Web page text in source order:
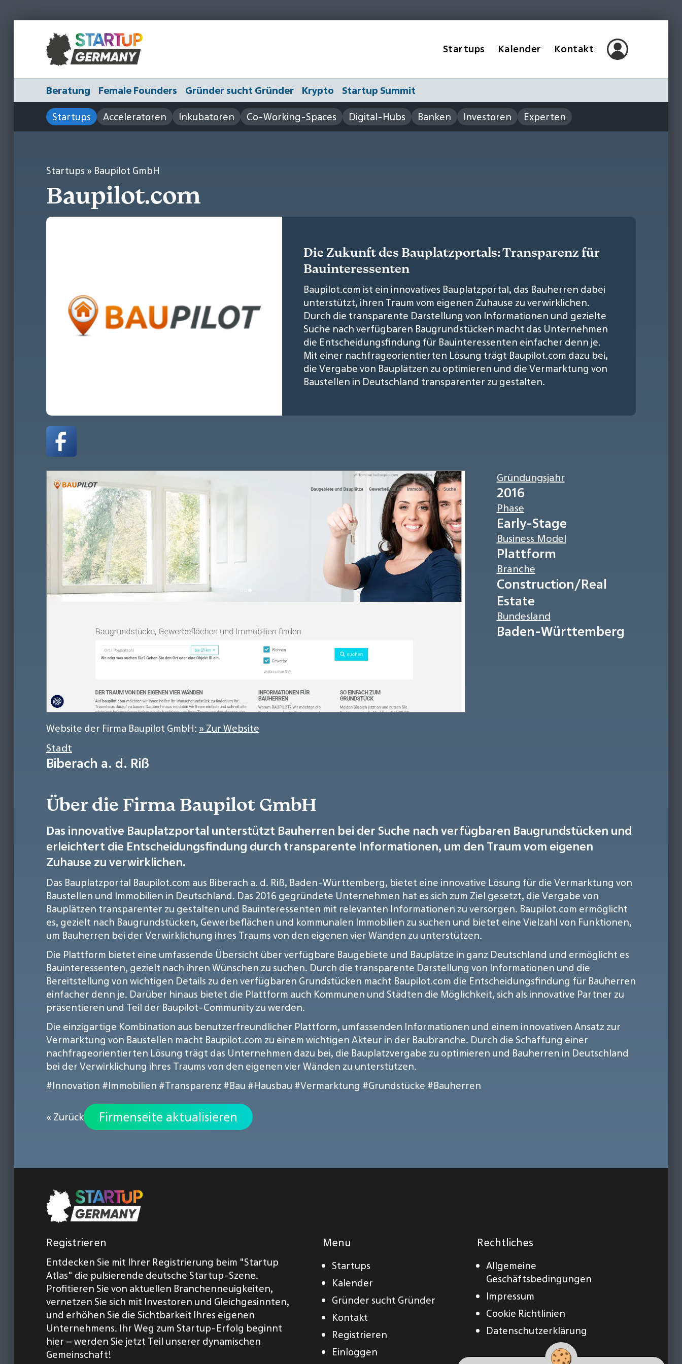
Startups Kalender Kontakt
Beratung Female Founders Gründer sucht Gründer Krypto
Startup Summit
Startups
Acceleratoren Inkubatoren Co-Working-Spaces Digital-Hubs Banken Investoren Experten
Startups » Baupilot GmbH
Baupilot.com
Die Zukunft des Bauplatzportals: Transparenz für
Bauinteressenten
Baupilot.com ist ein innovatives Bauplatzportal, das Bauherren dabei
unterstützt, ihren Traum vom eigenen Zuhause zu verwirklichen.
Durch die transparente Darstellung von Informationen und gezielte
Suche nach verfügbaren Baugrundstücken macht das Unternehmen
die Entscheidungsfindung für Bauinteressenten einfacher denn je.
Mit einer nachfrageorientierten Lösung trägt Baupilot.com dazu bei,
die Vergabe von Bauplätzen zu optimieren und die Vermarktung von
Baustellen in Deutschland transparenter zu gestalten.
Website der Firma Baupilot GmbH: » Zur Website
Gründungsjahr
2016
Phase
Early-Stage
Business Model
Plattform
Branche
Construction/Real
Estate
Bundesland
Baden-Württemberg
Stadt
Biberach a. d. Riß
Über die Firma Baupilot GmbH
Das innovative Bauplatzportal unterstützt Bauherren bei der Suche nach verfügbaren Baugrundstücken und
erleichtert die Entscheidungsfindung durch transparente Informationen, um den Traum vom eigenen
Zuhause zu verwirklichen.
Das Bauplatzportal Baupilot.com aus Biberach a. d. Riß, Baden-Württemberg, bietet eine innovative Lösung für die Vermarktung von
Baustellen und Immobilien in Deutschland. Das 2016 gegründete Unternehmen hat es sich zum Ziel gesetzt, die Vergabe von
Bauplätzen transparenter zu gestalten und Bauinteressenten mit relevanten Informationen zu versorgen. Baupilot.com ermöglicht
es, gezielt nach Baugrundstücken, Gewerbeflächen und kommunalen Immobilien zu suchen und bietet eine Vielzahl von Funktionen,
um Bauherren bei der Verwirklichung ihres Traums von den eigenen vier Wänden zu unterstützen.
Die Plattform bietet eine umfassende Übersicht über verfügbare Baugebiete und Bauplätze in ganz Deutschland und ermöglicht es
Bauinteressenten, gezielt nach ihren Wünschen zu suchen. Durch die transparente Darstellung von Informationen und die
Bereitstellung von wichtigen Details zu den verfügbaren Grundstücken macht Baupilot.com die Entscheidungsfindung für Bauherren
einfacher denn je. Darüber hinaus bietet die Plattform auch Kommunen und Städten die Möglichkeit, sich als innovative Partner zu
präsentieren und Teil der Baupilot-Community zu werden.
Die einzigartige Kombination aus benutzerfreundlicher Plattform, umfassenden Informationen und einem innovativen Ansatz zur
Vermarktung von Baustellen macht Baupilot.com zu einem wichtigen Akteur in der Baubranche. Durch die Schaffung einer
nachfrageorientierten Lösung trägt das Unternehmen dazu bei, die Bauplatzvergabe zu optimieren und Bauherren in Deutschland
bei der Verwirklichung ihres Traums von den eigenen vier Wänden zu unterstützen.
#Innovation #Immobilien #Transparenz #Bau #Hausbau #Vermarktung #Grundstücke #Bauherren
« Zurück Firmenseite aktualisieren
Registrieren
Entdecken Sie mit Ihrer Registrierung beim "Startup
Atlas" die pulsierende deutsche Startup-Szene.
Profitieren Sie von aktuellen Branchenneuigkeiten,
vernetzen Sie sich mit Investoren und Gleichgesinnten,
und erhöhen Sie die Sichtbarkeit Ihres eigenen
Unternehmens. Ihr Weg zum Startup-Erfolg beginnt
hier – werden Sie jetzt Teil unserer dynamischen
Gemeinschaft!
Menu
Startups
Kalender
Gründer sucht Gründer
Kontakt
Registrieren
Einloggen
Rechtliches
Allgemeine
Geschäftsbedingungen
Impressum
Cookie Richtlinien
Datenschutzerklärung